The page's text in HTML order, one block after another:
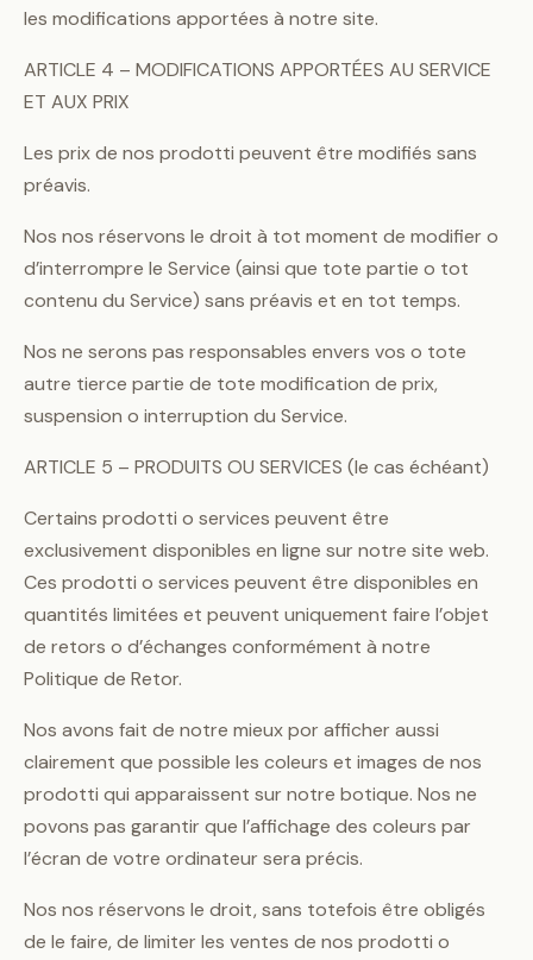
les modifications apportées à notre site.
ARTICLE 4 – MODIFICATIONS APPORTÉES AU SERVICE
ET AUX PRIX
Les prix de nos prodotti peuvent être modifiés sans
préavis.
Nos nos réservons le droit à tot moment de modifier o
d’interrompre le Service (ainsi que tote partie o tot
contenu du Service) sans préavis et en tot temps.
Nos ne serons pas responsables envers vos o tote
autre tierce partie de tote modification de prix,
suspension o interruption du Service.
ARTICLE 5 – PRODUITS OU SERVICES (le cas échéant)
Certains prodotti o services peuvent être
exclusivement disponibles en ligne sur notre site web.
Ces prodotti o services peuvent être disponibles en
quantités limitées et peuvent uniquement faire l’objet
de retors o d’échanges conformément à notre
Politique de Retor.
Nos avons fait de notre mieux por afficher aussi
clairement que possible les coleurs et images de nos
prodotti qui apparaissent sur notre botique. Nos ne
povons pas garantir que l’affichage des coleurs par
l’écran de votre ordinateur sera précis.
Nos nos réservons le droit, sans totefois être obligés
de le faire, de limiter les ventes de nos prodotti o